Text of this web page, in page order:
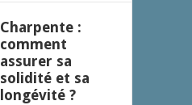
Charpente :
comment
assurer sa
solidité et sa
longévité ?